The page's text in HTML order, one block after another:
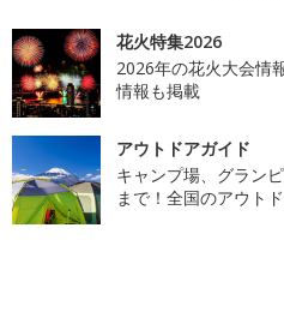
花火特集2026
2026年の花火大会情
情報も掲載
アウトドアガイド
キャンプ場、グラン
まで！全国のアウト